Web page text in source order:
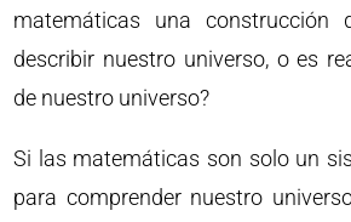
matemáticas una construcción
describir nuestro universo, o es
de nuestro universo?
Si las matemáticas son solo un
para comprender nuestro